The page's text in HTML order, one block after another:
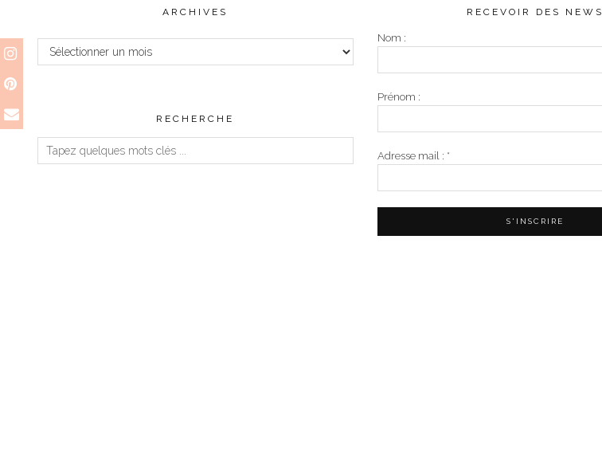
ARCHIVES
Archives
RECHERCHE
RECEVOIR DES NEWS
Nom :
Prénom :
Adresse mail : *